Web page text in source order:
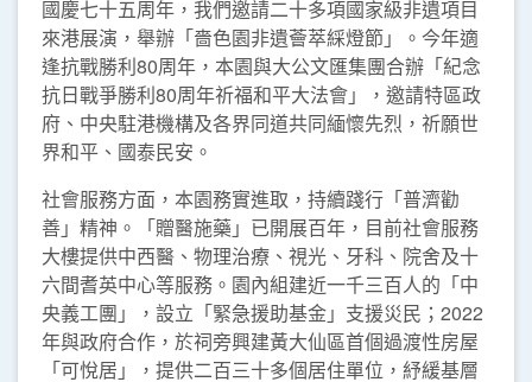
國慶七十五周年，我們邀請二十多項國家級非遺項目
來港展演，舉辦「嗇色園非遺薈萃綵燈節」。今年適
逢抗戰勝利80周年，本園與大公文匯集團合辦「紀念
抗日戰爭勝利80周年祈福和平大法會」，邀請特區政
府、中央駐港機構及各界同道共同緬懷先烈，祈願世
界和平、國泰民安。
社會服務方面，本園務實進取，持續踐行「普濟勸
善」精神。「贈醫施藥」已開展百年，目前社會服務
大樓提供中西醫、物理治療、視光、牙科、院舍及十
六間耆英中心等服務。園內組建近一千三百人的「中
央義工團」，設立「緊急援助基金」支援災民；2022
年與政府合作，於祠旁興建黃大仙區首個過渡性房屋
「可悅居」，提供二百三十多個居住單位，紓緩基層